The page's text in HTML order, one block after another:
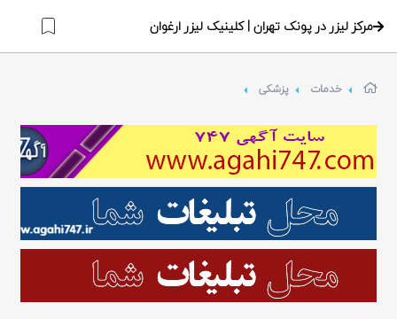
مرکز لیزر در پونک تهران | کلینیک لیزر ارغوان
خدمات پزشکی